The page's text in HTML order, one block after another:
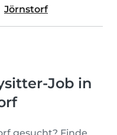
Jörnstorf
Job in